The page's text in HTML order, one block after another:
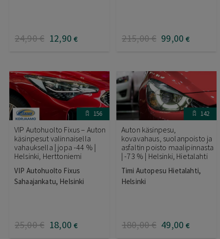
24,90€ 12,90 € 215,00€ 99,00 €
156
VIP Autohuolto Fixus – Auton
käsinpesut valinnaisella
vahauksella | jopa -44 % |
Helsinki, Herttoniemi
VIP Autohuolto Fixus
Sahaajankatu, Helsinki
25,00€ 18,00 €
142
Auton käsinpesu,
kovavahaus, suolanpoisto ja
asfaltin poisto maalipinnasta
| -73 % | Helsinki, Hietalahti
Timi Autopesu Hietalahti,
Helsinki
180,00€ 49,00 €